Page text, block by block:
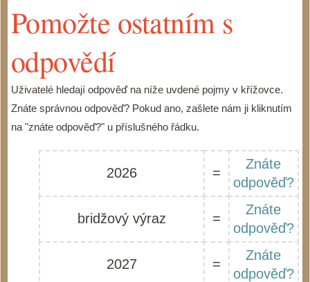
Pomožte ostatním s
odpovědí
Uživatelé hledají odpověď na níže uvdené pojmy v křížovce.
Znáte správnou odpověď? Pokud ano, zašlete nám ji kliknutím
na "znáte odpověď?" u příslušného řádku.
2026 =
Znáte
odpověď?
bridžový výraz =
Znáte
odpověď?
2027 =
Znáte
odpověď?